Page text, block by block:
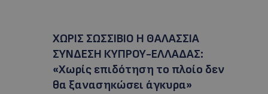
ΧΩΡΙΣ ΣΩΣΣΙΒΙΟ Η ΘΑΛΑΣΣΙΑ
ΣΥΝΔΕΣΗ ΚΥΠΡΟΥ-ΕΛΛΑΔΑΣ:
«Χωρίς επιδότηση το πλοίο δεν
θα ξανασηκώσει άγκυρα»